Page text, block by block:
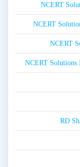
NCERT
NCERT
NCERT
NCERT Solutions
RD